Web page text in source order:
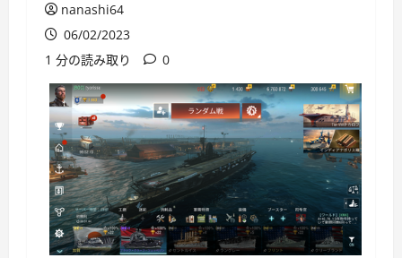
nanashi64
06/02/2023
1 分の読み取り
0